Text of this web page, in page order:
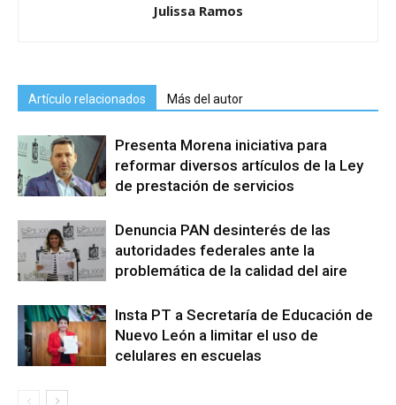
Julissa Ramos
Artículo relacionados Más del autor
Presenta Morena iniciativa para
reformar diversos artículos de la Ley
de prestación de servicios
Denuncia PAN desinterés de las
autoridades federales ante la
problemática de la calidad del aire
Insta PT a Secretaría de Educación de
Nuevo León a limitar el uso de
celulares en escuelas